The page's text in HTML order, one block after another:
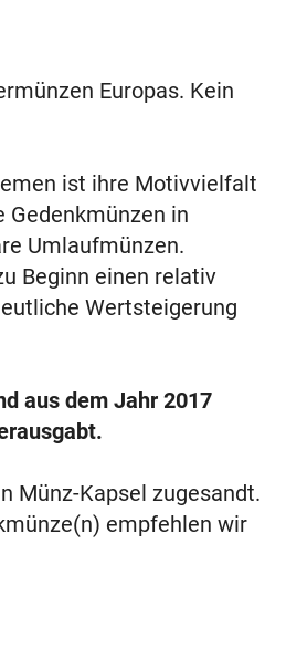
Europas. Kein
ist ihre Motivvielfalt
Gedenkmünzen in
Umlaufmünzen.
Beginn einen relativ
Wertsteigerung
aus dem Jahr 2017
Münz-Kapsel zugesandt.
empfehlen wir